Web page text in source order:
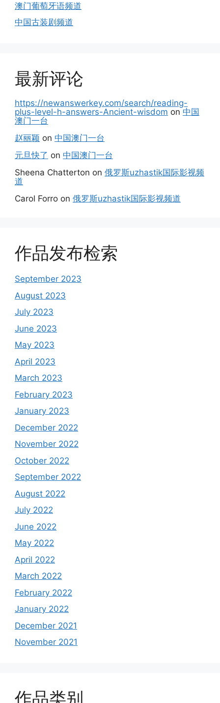
澳门葡萄牙语频道
中国古装剧频道
最新评论
https://newanswerkey.com/search/reading-
plus-level-h-answers-Ancient-wisdom on 中国
澳门一台
赵丽颖 on 中国澳门一台
元旦快了 on 中国澳门一台
Sheena Chatterton on 俄罗斯uzhastik国际影视频
道
Carol Forro on 俄罗斯uzhastik国际影视频道
作品发布检索
September 2023
August 2023
July 2023
June 2023
May 2023
April 2023
March 2023
February 2023
January 2023
December 2022
November 2022
October 2022
September 2022
August 2022
July 2022
June 2022
May 2022
April 2022
March 2022
February 2022
January 2022
December 2021
November 2021
作品类别